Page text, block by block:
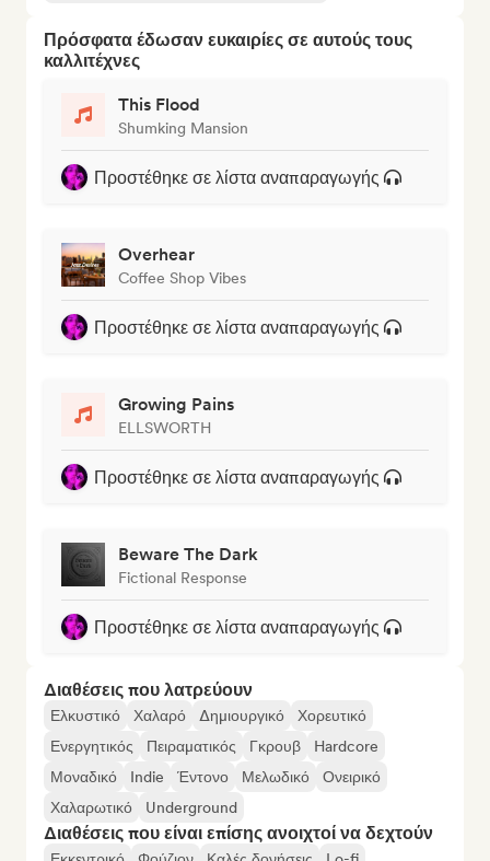
Πρόσφατα έδωσαν ευκαιρίες σε αυτούς τους
καλλιτέχνες
This Flood
Shumking Mansion
Προστέθηκε σε λίστα αναπαραγωγής
Overhear
Coffee Shop Vibes
Προστέθηκε σε λίστα αναπαραγωγής
Growing Pains
ELLSWORTH
Προστέθηκε σε λίστα αναπαραγωγής
Beware The Dark
Fictional Response
Προστέθηκε σε λίστα αναπαραγωγής
Διαθέσεις που λατρεύουν
Ελκυστικό Χαλαρό Δημιουργικό
Χορευτικό
Ενεργητικός
Πειραματικός Γκρουβ
Hardcore
Μοναδικό
Indie Έντονο Μελωδικό
Ονειρικό
Χαλαρωτικό
Underground
Διαθέσεις που είναι επίσης ανοιχτοί να δεχτούν